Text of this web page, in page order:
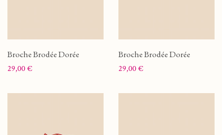
Broche Brodée Dorée
Prix
29,00 €
Broche Brodée Dorée
Prix
29,00 €